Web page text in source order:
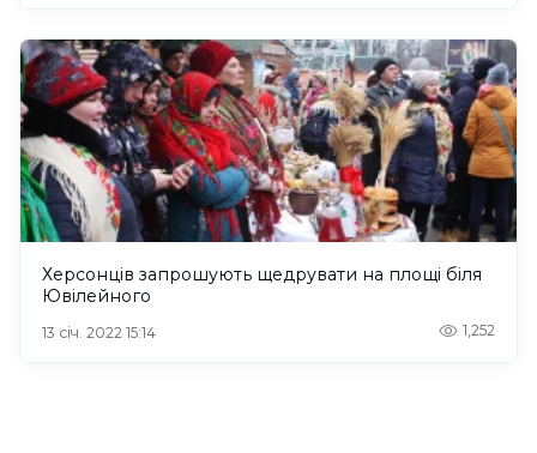
Херсонців запрошують щедрувати на площі біля
Ювілейного
13 січ. 2022 15:14 1,252